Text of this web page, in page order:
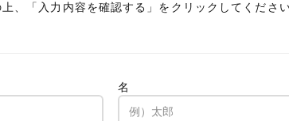
、「入力内容を確認する」をクリックしてください
名